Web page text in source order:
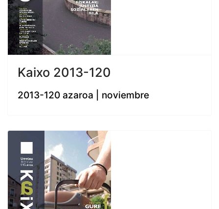
Kaixo 2013-120
2013-120 azaroa | noviembre